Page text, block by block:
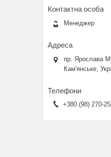
Менеджер
пр. Ярослава
Кам'янське,
+380 (98) 270-